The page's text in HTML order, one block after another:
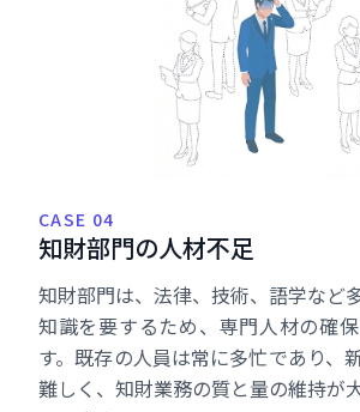
CASE 04
知財部門の人材不足
知財部門は、法律、技術、語学など
知識を要するため、専門人材の確
す。既存の人員は常に多忙であり、
難しく、知財業務の質と量の維持が